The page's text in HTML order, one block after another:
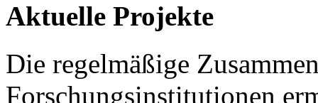
Aktuelle Projekte
Die regelmäßige
Forschungsinstitutionen